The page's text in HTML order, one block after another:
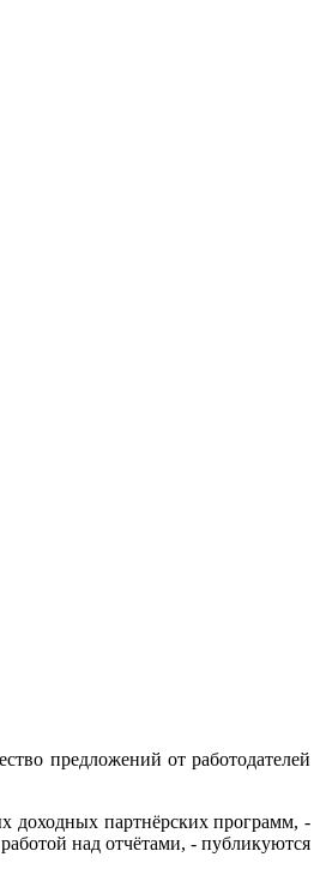
предложений от работодателей
доходных партнёрских программ, -
над отчётами, - публикуются